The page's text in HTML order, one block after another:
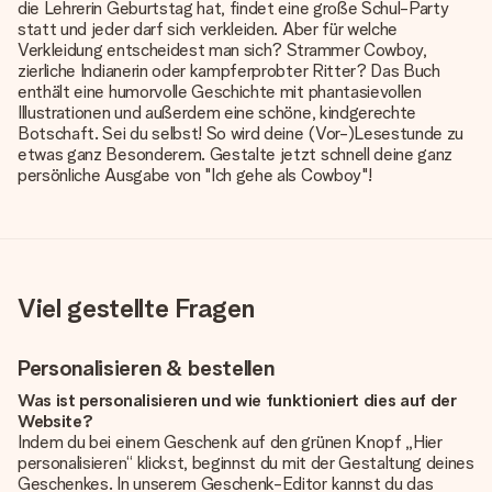
die Lehrerin Geburtstag hat, findet eine große Schul-Party
statt und jeder darf sich verkleiden. Aber für welche
Verkleidung entscheidest man sich? Strammer Cowboy,
zierliche Indianerin oder kampferprobter Ritter? Das Buch
enthält eine humorvolle Geschichte mit phantasievollen
Illustrationen und außerdem eine schöne, kindgerechte
Botschaft. Sei du selbst! So wird deine (Vor-)Lesestunde zu
etwas ganz Besonderem. Gestalte jetzt schnell deine ganz
persönliche Ausgabe von "Ich gehe als Cowboy"!
Viel gestellte Fragen
Personalisieren & bestellen
Was ist personalisieren und wie funktioniert dies auf der
Website?
Indem du bei einem Geschenk auf den grünen Knopf „Hier
personalisieren“ klickst, beginnst du mit der Gestaltung deines
Geschenkes. In unserem Geschenk-Editor kannst du das